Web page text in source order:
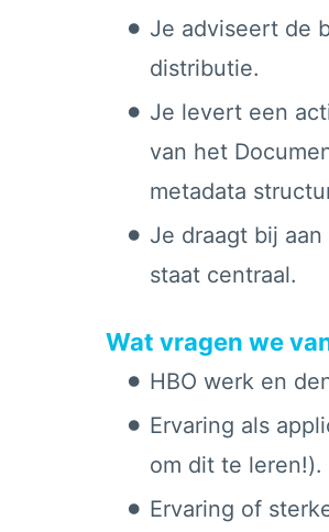
Je adviseert de
distributie.
Je levert een
van het
metadata
Je draagt bij
staat centraal.
Wat vragen we
HBO werk en
Ervaring als
om dit te leren!).
Ervaring of